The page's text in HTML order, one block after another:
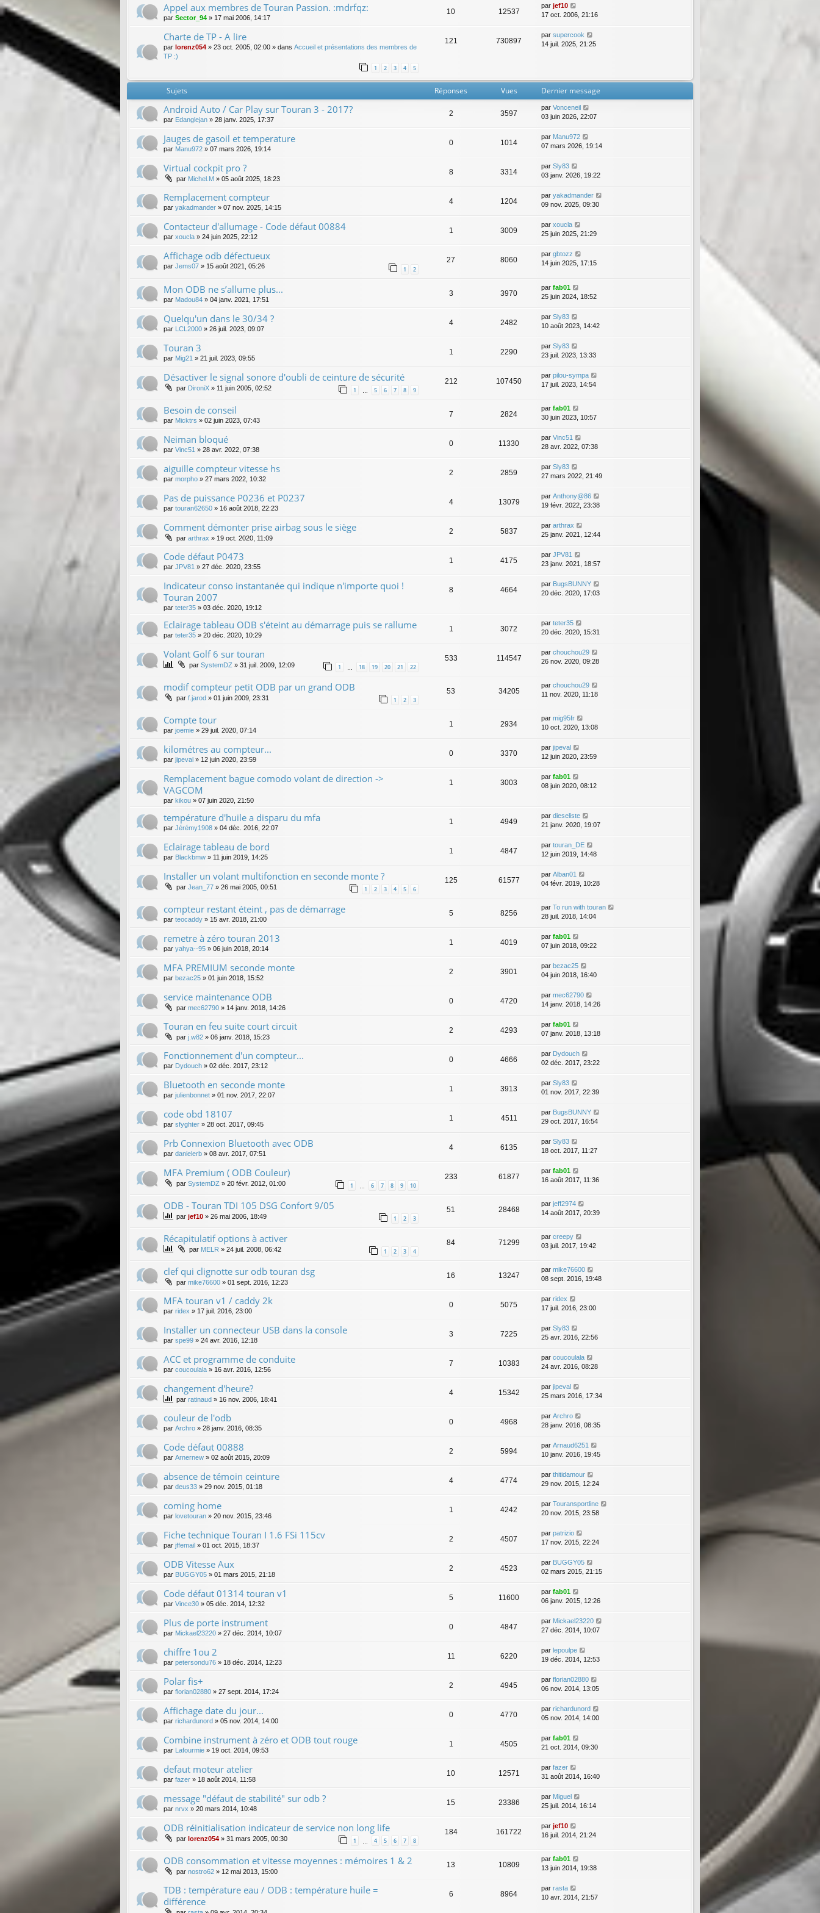
Appel aux membres de Touran Passion. :mdrfqz:
par Sector_94 » 17 mai 2006, 14:17
10 12537
par jef10
17 oct. 2006, 21:16
Charte de TP - A lire
par lorenz054 » 23 oct. 2005, 02:00 » dans Accueil et présentations des membres de
TP :)
1 2 3 4 5
121 730897
par supercook
14 juil. 2025, 21:25
Sujets Réponses Vues Dernier message
Android Auto / Car Play sur Touran 3 - 2017?
par Edanglejan » 28 janv. 2025, 17:37
2 3597
par Vonceneil
03 juin 2026, 22:07
Jauges de gasoil et temperature
par Manu972 » 07 mars 2026, 19:14
0 1014
par Manu972
07 mars 2026, 19:14
Virtual cockpit pro ?
par Michel.M » 05 août 2025, 18:23
8 3314
par Sly83
03 janv. 2026, 19:22
Remplacement compteur
par yakadmander » 07 nov. 2025, 14:15
4 1204
par yakadmander
09 nov. 2025, 09:30
Contacteur d'allumage - Code défaut 00884
par xoucla » 24 juin 2025, 22:12
1 3009
par xoucla
25 juin 2025, 21:29
Affichage odb défectueux
par Jems07 » 15 août 2021, 05:26 1 2
27 8060
par gbtozz
14 juin 2025, 17:15
Mon ODB ne s’allume plus...
par Madou84 » 04 janv. 2021, 17:51
3 3970
par fab01
25 juin 2024, 18:52
Quelqu'un dans le 30/34 ?
par LCL2000 » 26 juil. 2023, 09:07
4 2482
par Sly83
10 août 2023, 14:42
Touran 3
par Mig21 » 21 juil. 2023, 09:55
1 2290
par Sly83
23 juil. 2023, 13:33
Désactiver le signal sonore d'oubli de ceinture de sécurité
par DironiX » 11 juin 2005, 02:52 1 5 6 7 8 9
212 107450
par pilou-sympa
17 juil. 2023, 14:54
Besoin de conseil
par Micktrs » 02 juin 2023, 07:43
7 2824
par fab01
30 juin 2023, 10:57
Neiman bloqué
par Vinc51 » 28 avr. 2022, 07:38
0 11330
par Vinc51
28 avr. 2022, 07:38
aiguille compteur vitesse hs
par morpho » 27 mars 2022, 10:32
2 2859
par Sly83
27 mars 2022, 21:49
Pas de puissance P0236 et P0237
par touran62650 » 16 août 2018, 22:23
4 13079
par Anthony@86
19 févr. 2022, 23:38
Comment démonter prise airbag sous le siège
par arthrax » 19 oct. 2020, 11:09
2 5837
par arthrax
25 janv. 2021, 12:44
Code défaut P0473
par JPV81 » 27 déc. 2020, 23:55
1 4175
par JPV81
23 janv. 2021, 18:57
Indicateur conso instantanée qui indique n'importe quoi !
Touran 2007
par teter35 » 03 déc. 2020, 19:12
8 4664
par BugsBUNNY
20 déc. 2020, 17:03
Eclairage tableau ODB s'éteint au démarrage puis se rallume
par teter35 » 20 déc. 2020, 10:29
1 3072
par teter35
20 déc. 2020, 15:31
Volant Golf 6 sur touran
par SystemDZ » 31 juil. 2009, 12:09 1 18 19 20 21 22
533 114547
par chouchou29
26 nov. 2020, 09:28
modif compteur petit ODB par un grand ODB
par f.jarod » 01 juin 2009, 23:31 1 2 3
53 34205
par chouchou29
11 nov. 2020, 11:18
Compte tour
par joemie » 29 juil. 2020, 07:14
1 2934
par mig95fr
10 oct. 2020, 13:08
kilométres au compteur...
par jipeval » 12 juin 2020, 23:59
0 3370
par jipeval
12 juin 2020, 23:59
Remplacement bague comodo volant de direction ->
VAGCOM
par kikou » 07 juin 2020, 21:50
1 3003
par fab01
08 juin 2020, 08:12
température d'huile a disparu du mfa
par Jérémy1908 » 04 déc. 2016, 22:07
1 4949
par dieseliste
21 janv. 2020, 19:07
Eclairage tableau de bord
par Blackbmw » 11 juin 2019, 14:25
1 4847
par touran_DE
12 juin 2019, 14:48
Installer un volant multifonction en seconde monte ?
par Jean_77 » 26 mai 2005, 00:51 1 2 3 4 5 6
125 61577
par Alban01
04 févr. 2019, 10:28
compteur restant éteint , pas de démarrage
par teocaddy » 15 avr. 2018, 21:00
5 8256
par To run with touran
28 juil. 2018, 14:04
remetre à zéro touran 2013
par yahya--95 » 06 juin 2018, 20:14
1 4019
par fab01
07 juin 2018, 09:22
MFA PREMIUM seconde monte
par bezac25 » 01 juin 2018, 15:52
2 3901
par bezac25
04 juin 2018, 16:40
service maintenance ODB
par mec62790 » 14 janv. 2018, 14:26
0 4720
par mec62790
14 janv. 2018, 14:26
Touran en feu suite court circuit
par j.w82 » 06 janv. 2018, 15:23
2 4293
par fab01
07 janv. 2018, 13:18
Fonctionnement d'un compteur...
par Dydouch » 02 déc. 2017, 23:12
0 4666
par Dydouch
02 déc. 2017, 23:22
Bluetooth en seconde monte
par julienbonnet » 01 nov. 2017, 22:07
1 3913
par Sly83
01 nov. 2017, 22:39
code obd 18107
par sfyghter » 28 oct. 2017, 09:45
1 4511
par BugsBUNNY
29 oct. 2017, 16:54
Prb Connexion Bluetooth avec ODB
par danielerb » 08 avr. 2017, 07:51
4 6135
par Sly83
18 oct. 2017, 11:27
MFA Premium ( ODB Couleur)
par SystemDZ » 20 févr. 2012, 01:00 1 6 7 8 9 10
233 61877
par fab01
16 août 2017, 11:36
ODB - Touran TDI 105 DSG Confort 9/05
par jef10 » 26 mai 2006, 18:49 1 2 3
51 28468
par jeff2974
14 août 2017, 20:39
Récapitulatif options à activer
par MELR » 24 juil. 2008, 06:42 1 2 3 4
84 71299
par creepy
03 juil. 2017, 19:42
clef qui clignotte sur odb touran dsg
par mike76600 » 01 sept. 2016, 12:23
16 13247
par mike76600
08 sept. 2016, 19:48
MFA touran v1 / caddy 2k
par ridex » 17 juil. 2016, 23:00
0 5075
par ridex
17 juil. 2016, 23:00
Installer un connecteur USB dans la console
par spe99 » 24 avr. 2016, 12:18
3 7225
par Sly83
25 avr. 2016, 22:56
ACC et programme de conduite
par coucoulala » 16 avr. 2016, 12:56
7 10383
par coucoulala
24 avr. 2016, 08:28
changement d'heure?
par ratinaud » 16 nov. 2006, 18:41
4 15342
par jipeval
25 mars 2016, 17:34
couleur de l'odb
par Archro » 28 janv. 2016, 08:35
0 4968
par Archro
28 janv. 2016, 08:35
Code défaut 00888
par Arnernew » 02 août 2015, 20:09
2 5994
par Arnaud6251
10 janv. 2016, 19:45
absence de témoin ceinture
par deus33 » 29 nov. 2015, 01:18
4 4774
par thitidamour
29 nov. 2015, 12:24
coming home
par lovetouran » 20 nov. 2015, 23:46
1 4242
par Touransportline
20 nov. 2015, 23:58
Fiche technique Touran I 1.6 FSi 115cv
par jffemail » 01 oct. 2015, 18:37
2 4507
par patrizio
17 nov. 2015, 22:24
ODB Vitesse Aux
par BUGGY05 » 01 mars 2015, 21:18
2 4523
par BUGGY05
02 mars 2015, 21:15
Code défaut 01314 touran v1
par Vince30 » 05 déc. 2014, 12:32
5 11600
par fab01
06 janv. 2015, 12:26
Plus de porte instrument
par Mickael23220 » 27 déc. 2014, 10:07
0 4847
par Mickael23220
27 déc. 2014, 10:07
chiffre 1ou 2
par petersondu76 » 18 déc. 2014, 12:23
11 6220
par lepoulpe
19 déc. 2014, 12:53
Polar fis+
par florian02880 » 27 sept. 2014, 17:24
2 4945
par florian02880
06 nov. 2014, 13:05
Affichage date du jour...
par richardunord » 05 nov. 2014, 14:00
0 4770
par richardunord
05 nov. 2014, 14:00
Combine instrument à zéro et ODB tout rouge
par Lafourmie » 19 oct. 2014, 09:53
1 4505
par fab01
21 oct. 2014, 09:30
defaut moteur atelier
par fazer » 18 août 2014, 11:58
10 12571
par fazer
31 août 2014, 16:40
message "défaut de stabilité" sur odb ?
par nrvx » 20 mars 2014, 10:48
15 23386
par Miguel
25 juil. 2014, 16:14
ODB réinitialisation indicateur de service non long life
par lorenz054 » 31 mars 2005, 00:30 1 … 4 5 6 7 8
184 161722
par jef10
16 juil. 2014, 21:24
ODB consommation et vitesse moyennes : mémoires 1 & 2
par nostro62 » 12 mai 2013, 15:00
13 10809
par fab01
13 juin 2014, 19:38
TDB : température eau / ODB : température huile =
différence
6 8964
par rasta
10 avr. 2014, 21:57